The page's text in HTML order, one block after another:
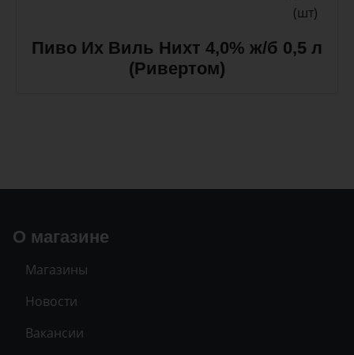
(шт)
Пиво Их Виль Нихт 4,0% ж/б 0,5 л
(Ривертом)
О магазине
Магазины
Новости
Вакансии